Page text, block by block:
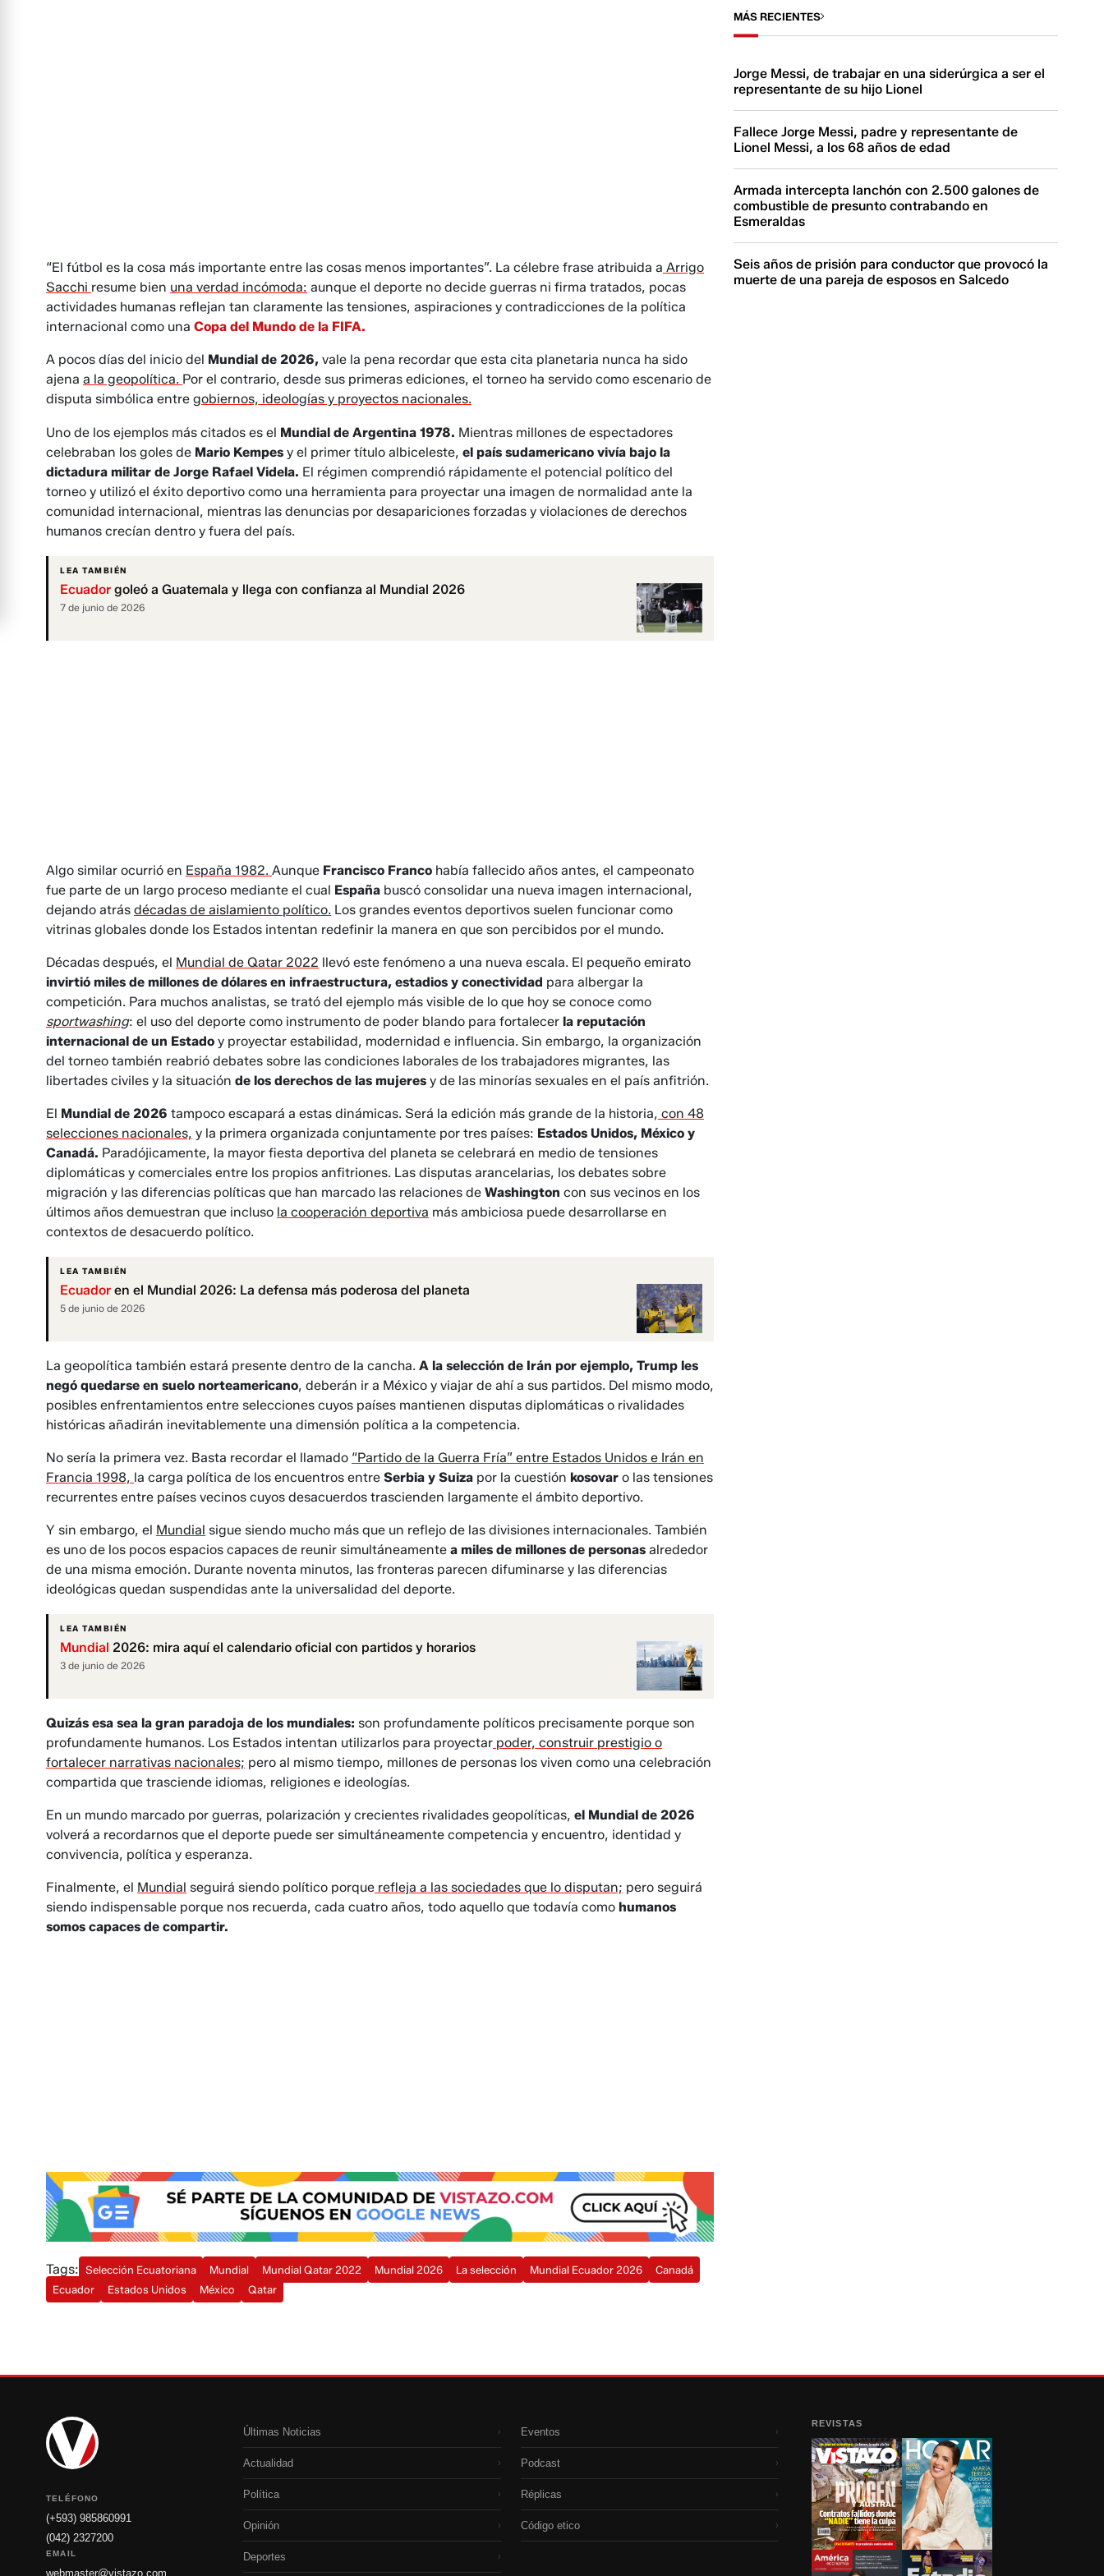
“El fútbol es la cosa más importante entre las cosas menos importantes”. La célebre frase atribuida a Arrigo
Sacchi resume bien una verdad incómoda: aunque el deporte no decide guerras ni firma tratados, pocas
actividades humanas reflejan tan claramente las tensiones, aspiraciones y contradicciones de la política
internacional como una Copa del Mundo de la FIFA.
A pocos días del inicio del Mundial de 2026, vale la pena recordar que esta cita planetaria nunca ha sido
ajena a la geopolítica. Por el contrario, desde sus primeras ediciones, el torneo ha servido como escenario de
disputa simbólica entre gobiernos, ideologías y proyectos nacionales.
Uno de los ejemplos más citados es el Mundial de Argentina 1978. Mientras millones de espectadores
celebraban los goles de Mario Kempes y el primer título albiceleste, el país sudamericano vivía bajo la
dictadura militar de Jorge Rafael Videla. El régimen comprendió rápidamente el potencial político del
torneo y utilizó el éxito deportivo como una herramienta para proyectar una imagen de normalidad ante la
comunidad internacional, mientras las denuncias por desapariciones forzadas y violaciones de derechos
humanos crecían dentro y fuera del país.
LEA TAMBIÉN
Ecuador goleó a Guatemala y llega con confianza al Mundial 2026
7 de junio de 2026
Algo similar ocurrió en España 1982. Aunque Francisco Franco había fallecido años antes, el campeonato
fue parte de un largo proceso mediante el cual España buscó consolidar una nueva imagen internacional,
dejando atrás décadas de aislamiento político. Los grandes eventos deportivos suelen funcionar como
vitrinas globales donde los Estados intentan redefinir la manera en que son percibidos por el mundo.
Décadas después, el Mundial de Qatar 2022 llevó este fenómeno a una nueva escala. El pequeño emirato
invirtió miles de millones de dólares en infraestructura, estadios y conectividad para albergar la
competición. Para muchos analistas, se trató del ejemplo más visible de lo que hoy se conoce como
sportwashing: el uso del deporte como instrumento de poder blando para fortalecer la reputación
internacional de un Estado y proyectar estabilidad, modernidad e influencia. Sin embargo, la organización
del torneo también reabrió debates sobre las condiciones laborales de los trabajadores migrantes, las
libertades civiles y la situación de los derechos de las mujeres y de las minorías sexuales en el país anfitrión.
El Mundial de 2026 tampoco escapará a estas dinámicas. Será la edición más grande de la historia, con 48
selecciones nacionales, y la primera organizada conjuntamente por tres países: Estados Unidos, México y
Canadá. Paradójicamente, la mayor fiesta deportiva del planeta se celebrará en medio de tensiones
diplomáticas y comerciales entre los propios anfitriones. Las disputas arancelarias, los debates sobre
migración y las diferencias políticas que han marcado las relaciones de Washington con sus vecinos en los
últimos años demuestran que incluso la cooperación deportiva más ambiciosa puede desarrollarse en
contextos de desacuerdo político.
LEA TAMBIÉN
Ecuador en el Mundial 2026: La defensa más poderosa del planeta
5 de junio de 2026
La geopolítica también estará presente dentro de la cancha. A la selección de Irán por ejemplo, Trump les
negó quedarse en suelo norteamericano, deberán ir a México y viajar de ahí a sus partidos. Del mismo modo,
posibles enfrentamientos entre selecciones cuyos países mantienen disputas diplomáticas o rivalidades
históricas añadirán inevitablemente una dimensión política a la competencia.
No sería la primera vez. Basta recordar el llamado “Partido de la Guerra Fría” entre Estados Unidos e Irán en
Francia 1998, la carga política de los encuentros entre Serbia y Suiza por la cuestión kosovar o las tensiones
recurrentes entre países vecinos cuyos desacuerdos trascienden largamente el ámbito deportivo.
Y sin embargo, el Mundial sigue siendo mucho más que un reflejo de las divisiones internacionales. También
es uno de los pocos espacios capaces de reunir simultáneamente a miles de millones de personas alrededor
de una misma emoción. Durante noventa minutos, las fronteras parecen difuminarse y las diferencias
ideológicas quedan suspendidas ante la universalidad del deporte.
LEA TAMBIÉN
Mundial 2026: mira aquí el calendario oficial con partidos y horarios
3 de junio de 2026
Quizás esa sea la gran paradoja de los mundiales: son profundamente políticos precisamente porque son
profundamente humanos. Los Estados intentan utilizarlos para proyectar poder, construir prestigio o
fortalecer narrativas nacionales; pero al mismo tiempo, millones de personas los viven como una celebración
compartida que trasciende idiomas, religiones e ideologías.
En un mundo marcado por guerras, polarización y crecientes rivalidades geopolíticas, el Mundial de 2026
volverá a recordarnos que el deporte puede ser simultáneamente competencia y encuentro, identidad y
convivencia, política y esperanza.
Finalmente, el Mundial seguirá siendo político porque refleja a las sociedades que lo disputan; pero seguirá
siendo indispensable porque nos recuerda, cada cuatro años, todo aquello que todavía como humanos
somos capaces de compartir.
Tags: Selección Ecuatoriana Mundial Mundial Qatar 2022 Mundial 2026 La selección Mundial Ecuador 2026
Canadá
Ecuador
Estados Unidos México Qatar
MÁS RECIENTES
Jorge Messi, de trabajar en una siderúrgica a ser el
representante de su hijo Lionel
Fallece Jorge Messi, padre y representante de
Lionel Messi, a los 68 años de edad
Armada intercepta lanchón con 2.500 galones de
combustible de presunto contrabando en
Esmeraldas
Seis años de prisión para conductor que provocó la
muerte de una pareja de esposos en Salcedo
TELÉFONO
(+593) 985860991
(042) 2327200
EMAIL
webmaster@vistazo.com
Últimas Noticias ›
Actualidad ›
Política ›
Opinión ›
Deportes ›
Eventos ›
Podcast ›
Réplicas ›
Código etico ›
REVISTAS